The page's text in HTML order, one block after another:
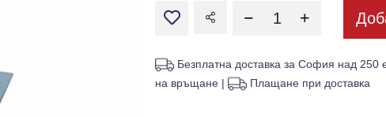
Безплатна доставка за София над 250
на връщане | Плащане при доставка